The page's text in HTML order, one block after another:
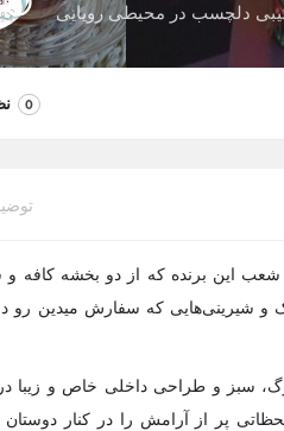
دلچسب در محیطی رویایی
0
شعب این برنده که از دو بخشه کافه
و شیرینی‌هایی که سفارش میدین رو
سبز و طراحی داخلی خاص و زیبا
پر از آرامش را در کنار دوستان